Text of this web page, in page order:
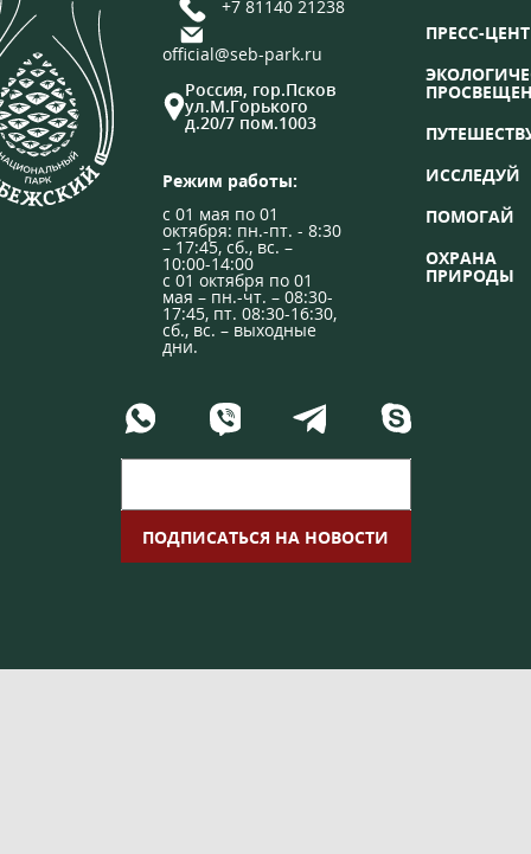
+7 81140 21238
official@seb-park.ru
Россия, гор.Псков
ул.М.Горького
д.20/7 пом.1003
Режим работы:
с 01 мая по 01
октября: пн.-пт. - 8:30
– 17:45, сб., вс. –
10:00-14:00
с 01 октября по 01
мая – пн.-чт. – 08:30-
17:45, пт. 08:30-16:30,
сб., вс. – выходные
дни.
ПРЕСС-
ИССЛЕДУЙ
ПОМОГАЙ
ОХРАНА
ПРИРОДЫ